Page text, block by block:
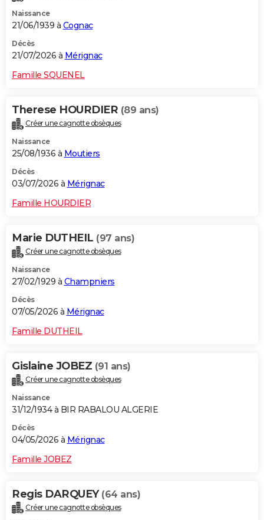
Destinations
City break
Voyage nature
Voyage de noces
Forum
Climat
+PHOTO
GUIDES D'ACHAT
Carte de Noël
Carte Bonne année
Carte Saint-Valentin
Carte Pâques
Carte d'anniversaire
DICTIONNAIRE
Dictionnaire
Biographies
Citations
Expressions
Proverbes
PROGRAMME TV
S'inscrire
Se connecter
Lycées
Collèges
Primaires
Universités
Entreprises
Service militaire
Avis de recherche
AVIS DE DÉCÈS
FORUM
Bricolage
Lifestyle
Culture
Television
Voyage
Naissance
21/06/1939 à Cognac
Décès
21/07/2026 à Mérignac
Famille SQUENEL
Therese HOURDIER (89 ans)
Créer une cagnotte obsèques
Naissance
25/08/1936 à Moutiers
Décès
03/07/2026 à Mérignac
Famille HOURDIER
Marie DUTHEIL (97 ans)
Créer une cagnotte obsèques
Naissance
27/02/1929 à Champniers
Décès
07/05/2026 à Mérignac
Famille DUTHEIL
Gislaine JOBEZ (91 ans)
Créer une cagnotte obsèques
Naissance
31/12/1934 à BIR RABALOU ALGERIE
Décès
04/05/2026 à Mérignac
Famille JOBEZ
Regis DARQUEY (64 ans)
Créer une cagnotte obsèques